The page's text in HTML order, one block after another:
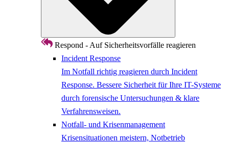
Respond - Auf Sicherheitsvorfälle reagieren
Incident Response
Im Notfall richtig reagieren durch Incident
Response. Bessere Sicherheit für Ihre IT-Systeme
durch forensische Untersuchungen & klare
Verfahrensweisen.
Notfall- und Krisenmanagement
Krisensituationen meistern, Notbetrieb